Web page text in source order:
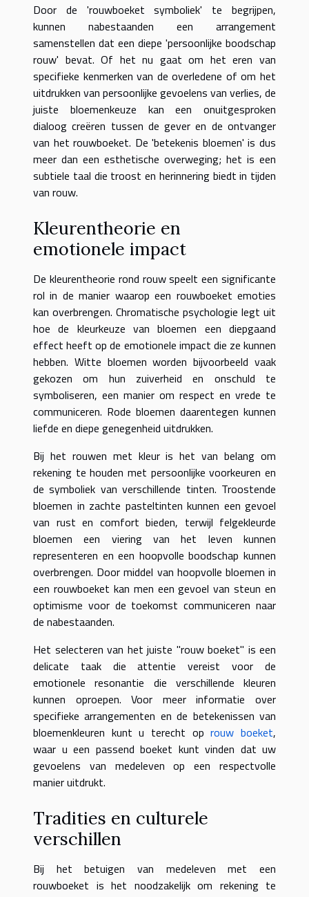
Door de 'rouwboeket symboliek' te begrijpen,
kunnen nabestaanden een arrangement
samenstellen dat een diepe 'persoonlijke boodschap
rouw' bevat. Of het nu gaat om het eren van
specifieke kenmerken van de overledene of om het
uitdrukken van persoonlijke gevoelens van verlies, de
juiste bloemenkeuze kan een onuitgesproken
dialoog creëren tussen de gever en de ontvanger
van het rouwboeket. De 'betekenis bloemen' is dus
meer dan een esthetische overweging; het is een
subtiele taal die troost en herinnering biedt in tijden
van rouw.
Kleurentheorie en
emotionele impact
De kleurentheorie rond rouw speelt een significante
rol in de manier waarop een rouwboeket emoties
kan overbrengen. Chromatische psychologie legt uit
hoe de kleurkeuze van bloemen een diepgaand
effect heeft op de emotionele impact die ze kunnen
hebben. Witte bloemen worden bijvoorbeeld vaak
gekozen om hun zuiverheid en onschuld te
symboliseren, een manier om respect en vrede te
communiceren. Rode bloemen daarentegen kunnen
liefde en diepe genegenheid uitdrukken.
Bij het rouwen met kleur is het van belang om
rekening te houden met persoonlijke voorkeuren en
de symboliek van verschillende tinten. Troostende
bloemen in zachte pasteltinten kunnen een gevoel
van rust en comfort bieden, terwijl felgekleurde
bloemen een viering van het leven kunnen
representeren en een hoopvolle boodschap kunnen
overbrengen. Door middel van hoopvolle bloemen in
een rouwboeket kan men een gevoel van steun en
optimisme voor de toekomst communiceren naar
de nabestaanden.
Het selecteren van het juiste "rouw boeket" is een
delicate taak die attentie vereist voor de
emotionele resonantie die verschillende kleuren
kunnen oproepen. Voor meer informatie over
specifieke arrangementen en de betekenissen van
bloemenkleuren kunt u terecht oprouw boeket,
waar u een passend boeket kunt vinden dat uw
gevoelens van medeleven op een respectvolle
manier uitdrukt.
Tradities en culturele
verschillen
Bij het betuigen van medeleven met een
rouwboeket is het noodzakelijk om rekening te